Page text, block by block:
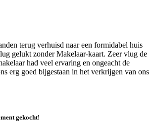
terug verhuisd naar een formidabel huis
gelukt zonder Makelaar-kaart. Zeer vlug de
had veel ervaring en ongeacht de
erg goed bijgestaan in het verkrijgen van ons
gekocht!